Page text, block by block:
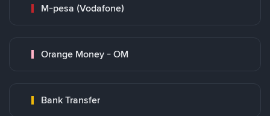
M-pesa (Vodafone)
Orange Money - OM
Bank Transfer